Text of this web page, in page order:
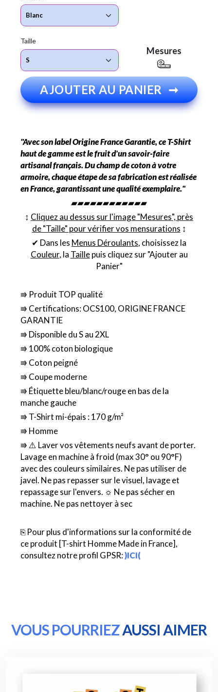
Taille
Mesures
AJOUTER AU PANIER ➞
"Avec son label Origine France Garantie, ce T-Shirt
haut de gamme est le fruit d'un savoir-faire
artisanal français. Du champ de coton à votre
armoire, chaque étape de sa fabrication est réalisée
en France, garantissant une qualité exemplaire."
▰▰▰▰▰▰▰▰▰▰▰▰
↕︎ Cliquez au dessus sur l'image "Mesures", près
de "Taille" pour vérifier vos mensurations ↕︎
✔ Dans les Menus Déroulants, choisissez la
Couleur, la Taillepuis cliquez sur "Ajouter au
Panier"
⭆ Produit TOP qualité
⭆ Certifications: OCS100, ORIGINE FRANCE
GARANTIE
⭆ Disponible du S au 2XL
⭆ 100% coton biologique
⭆ Coton peigné
⭆ Coupe moderne
⭆ Étiquette bleu/blanc/rouge en bas de la
manche gauche
⭆ T-Shirt mi-épais : 170 g/m²
⭆ Homme
⭆ ⚠️ Laver vos vêtements neufs avant de porter.
Lavage en machine à froid (max 30° ou 90°F)
avec des couleurs similaires. Ne pas utiliser de
javel. Ne pas repasser sur le visuel, lavage et
repassage sur l'envers. ☼ Ne pas sécher en
machine. Ne pas nettoyer à sec
⎘ Pour plus d'informations sur la conformité de
ce produit [T-shirt Homme Made in France],
consultez notre profil GPSR:)ICI(
VOUS POURRIEZAUSSI AIMER